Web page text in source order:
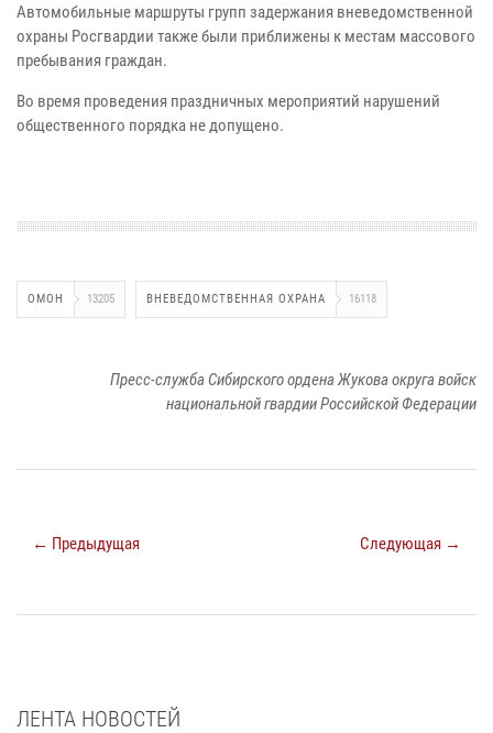
Автомобильные маршруты групп задержания вневедомственной
охраны Росгвардии также были приближены к местам массового
пребывания граждан.
Во время проведения праздничных мероприятий нарушений
общественного порядка не допущено.
ОМОН 13205 ВНЕВЕДОМСТВЕННАЯ ОХРАНА 16118
Пресс-служба Сибирского ордена Жукова округа войск
национальной гвардии Российской Федерации
← Предыдущая Следующая →
ЛЕНТА НОВОСТЕЙ